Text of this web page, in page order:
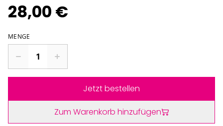
28,00 €
MENGE
Jetzt bestellen
Zum Warenkorb hinzufügen